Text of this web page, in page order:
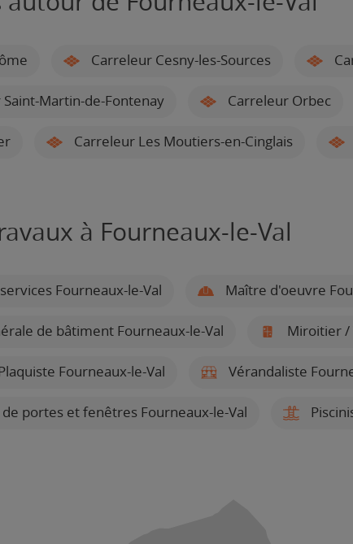
Carreleur Cesny-les-Sources
Martin-de-Fontenay Carreleur Orbec
Carreleur Les Moutiers-en-Cinglais
à Fourneaux-le-Val
Fourneaux-le-Val Maître d'oeuvre
de bâtiment Fourneaux-le-Val Miroitier /
Fourneaux-le-Val Vérandaliste
portes et fenêtres Fourneaux-le-Val